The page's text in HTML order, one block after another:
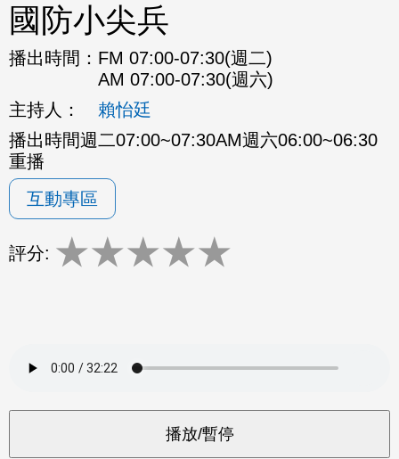
國防小尖兵
播出時間： FM 07:00-07:30(週二)
AM 07:00-07:30(週六)
主持人：
賴怡廷
播出時間週二07:00~07:30AM週六06:00~06:30
重播
互動專區
評分: ★★★★★